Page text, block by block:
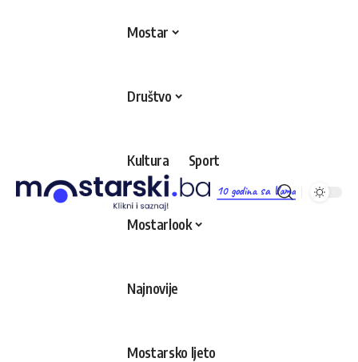
10 godina sa Vama
Mostar
Društvo
Kultura Sport
Mostarlook
Najnovije
Mostarsko ljeto